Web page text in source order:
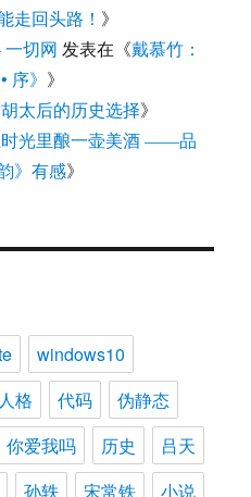
走回头路！ 》
一切网 发表在《戴慕竹：
序》 》
太后的历史选择》
光里酿一壶美酒 ——品
》有感》
windows10
人格 代码
伪静态
你爱我吗 历史
吕天
孙轶 宋常铁
小说